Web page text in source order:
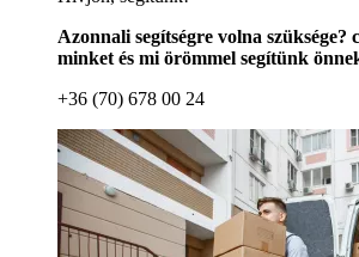
Azonnali segítségre volna szüksége?
minket és mi örömmel segítünk
+36 (70) 678 00 24